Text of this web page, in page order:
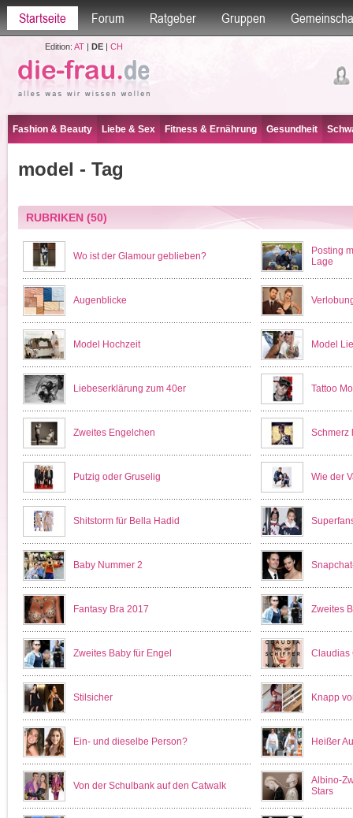
Startseite Forum Ratgeber Gruppen
Edition: AT| DE| CH
Fashion & Beauty Liebe & Sex Fitness & Ernährung Gesundheit
model - Tag
RUBRIKEN(50)
Wo ist der Glamour geblieben?
Posting
Lage
Augenblicke
Model Hochzeit Model
Liebeserklärung zum 40er Tattoo
Zweites Engelchen Schmerz
Putzig oder Gruselig Wie der
Shitstorm für Bella Hadid
Baby Nummer 2
Fantasy Bra 2017 Zweites
Zweites Baby für Engel Claudias
Stilsicher Knapp
Ein- und dieselbe Person? Heißer
Von der Schulbank auf den Catwalk
Albino-
Stars